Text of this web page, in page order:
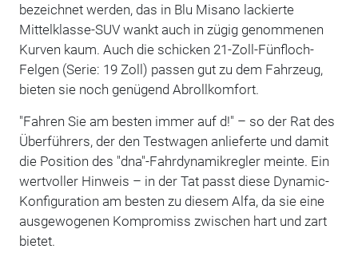
bezeichnet werden, das in Blu Misano lackierte
Mittelklasse-SUV wankt auch in zügig genommenen
Kurven kaum. Auch die schicken 21-Zoll-Fünfloch-
Felgen (Serie: 19 Zoll) passen gut zu dem Fahrzeug,
bieten sie noch genügend Abrollkomfort.
"Fahren Sie am besten immer auf d!" – so der Rat des
Überführers, der den Testwagen anlieferte und damit
die Position des "dna"-Fahrdynamikregler meinte. Ein
wertvoller Hinweis – in der Tat passt diese Dynamic-
Konfiguration am besten zu diesem Alfa, da sie eine
ausgewogenen Kompromiss zwischen hart und zart
bietet.